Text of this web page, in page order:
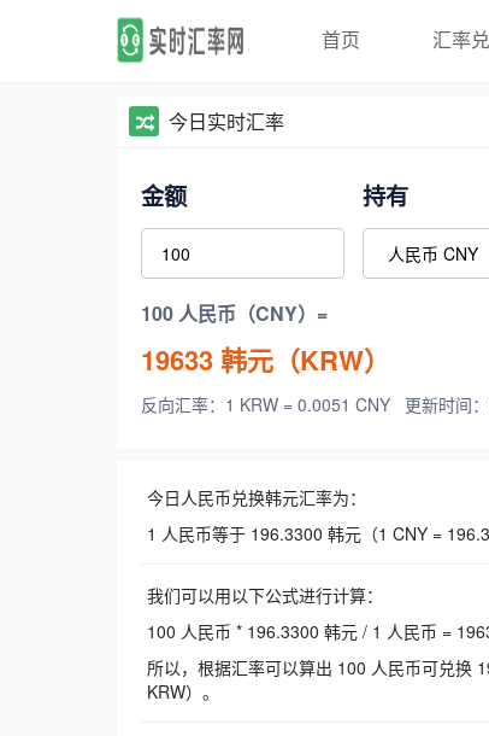
首页 汇率
今日实时汇率
金额 持有
100 人民币（CNY）=
19633韩元（KRW）
反向汇率：1 KRW = 0.0051 CNY 更新时间
今日人民币兑换韩元汇率为：
1 人民币等于 196.3300 韩元（1 CNY =
我们可以用以下公式进行计算：
100 人民币 * 196.3300 韩元 / 1 人民币 =
所以，根据汇率可以算出 100 人民币可兑换
KRW）。